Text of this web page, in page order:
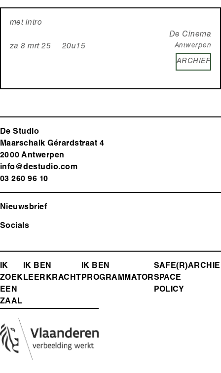
za 8 mrt 25 20u15
met intro
De Cinema
Antwerpen
ARCHIEF
De Studio
Maarschalk Gérardstraat 4
2000 Antwerpen
info@destudio.com
03 260 96 10
Nieuwsbrief
Socials
FOOTER-
MENU
IK
ZOEK
EEN
ZAAL
IK BEN
LEERKRACHT
IK BEN
PROGRAMMATOR
SAFE(R)
SPACE
POLICY
Media
Afbeelding